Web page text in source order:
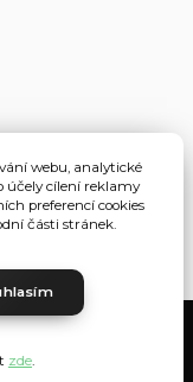
webu, analytické
účely cílení reklamy
preferencí cookies
části stránek.
zde.